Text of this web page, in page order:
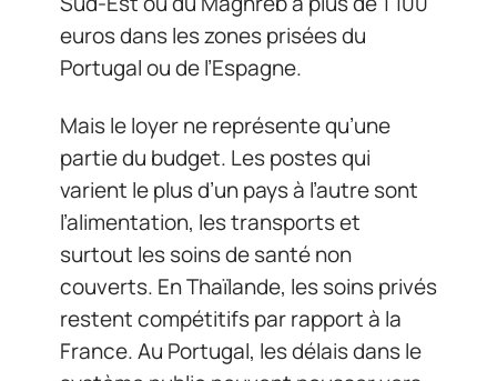
euros dans les zones prisées du
Portugal ou de l’Espagne.
Mais le loyer ne représente qu’une
partie du budget. Les postes qui
varient le plus d’un pays à l’autre sont
l’alimentation, les transports et
surtout les soins de santé non
couverts. En Thaïlande, les soins privés
restent compétitifs par rapport à la
France. Au Portugal, les délais dans le